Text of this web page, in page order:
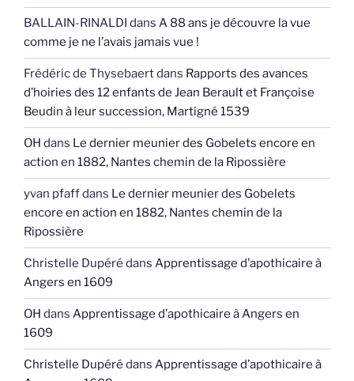
BALLAIN-RINALDI dans A 88 ans je découvre la vue
comme je ne l’avais jamais vue !
Frédéric de Thysebaertdans Rapports des avances
d’hoiries des 12 enfants de Jean Berault et Françoise
Beudin à leur succession, Martigné 1539
OH dans Le dernier meunier des Gobelets encore en
action en 1882, Nantes chemin de la Ripossière
yvan pfaffdans Le dernier meunier des Gobelets
encore en action en 1882, Nantes chemin de la
Ripossière
Christelle Dupéré dans Apprentissage d’apothicaire à
Angers en 1609
OH dans Apprentissage d’apothicaire à Angers en
1609
Christelle Dupéré dans Apprentissage d’apothicaire à